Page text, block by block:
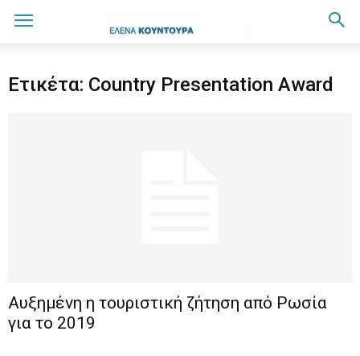
Ετικέτα: Country Presentation Award
Αυξημένη η τουριστική ζήτηση από Ρωσία
για το 2019